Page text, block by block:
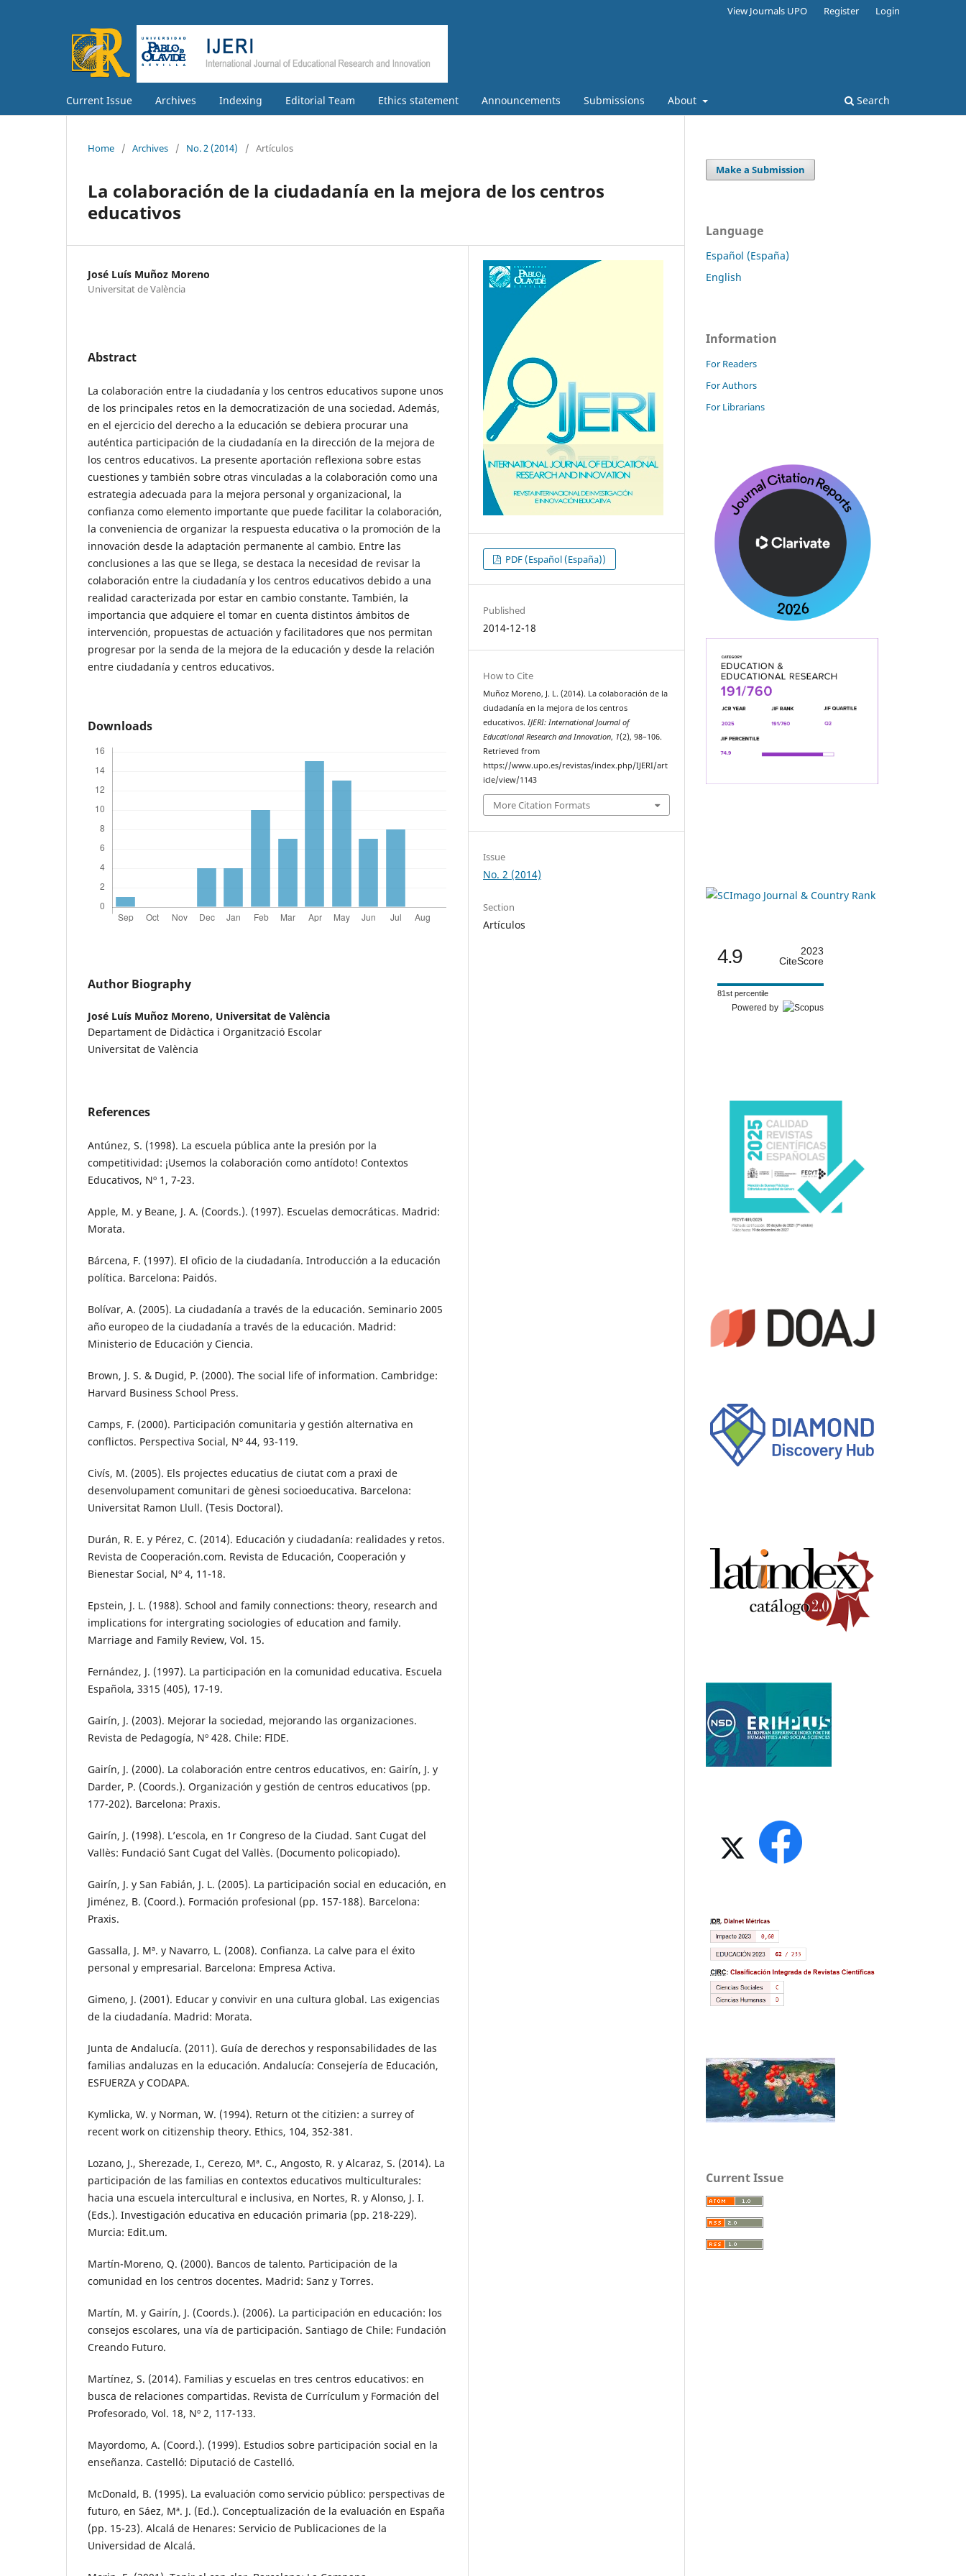
Current Issue Archives Indexing Editorial Team Ethics statement Announcements Submissions About Search
View Journals UPO Register Login
Home / Archives / No. 2 (2014) / Artículos
La colaboración de la ciudadanía en la mejora de los centros
educativos
José Luís Muñoz Moreno
Universitat de València
Abstract
La colaboración entre la ciudadanía y los centros educativos supone unos
de los principales retos en la democratización de una sociedad. Además,
en el ejercicio del derecho a la educación se debiera procurar una
auténtica participación de la ciudadanía en la dirección de la mejora de
los centros educativos. La presente aportación reflexiona sobre estas
cuestiones y también sobre otras vinculadas a la colaboración como una
estrategia adecuada para la mejora personal y organizacional, la
confianza como elemento importante que puede facilitar la colaboración,
la conveniencia de organizar la respuesta educativa o la promoción de la
innovación desde la adaptación permanente al cambio. Entre las
conclusiones a las que se llega, se destaca la necesidad de revisar la
colaboración entre la ciudadanía y los centros educativos debido a una
realidad caracterizada por estar en cambio constante. También, la
importancia que adquiere el tomar en cuenta distintos ámbitos de
intervención, propuestas de actuación y facilitadores que nos permitan
progresar por la senda de la mejora de la educación y desde la relación
entre ciudadanía y centros educativos.
Downloads
Author Biography
José Luís Muñoz Moreno, Universitat de València
Departament de Didàctica i Organització Escolar
Universitat de València
References
Antúnez, S. (1998). La escuela pública ante la presión por la
competitividad: ¡Usemos la colaboración como antídoto! Contextos
Educativos, Nº 1, 7-23.
Apple, M. y Beane, J. A. (Coords.). (1997). Escuelas democráticas. Madrid:
Morata.
Bárcena, F. (1997). El oficio de la ciudadanía. Introducción a la educación
política. Barcelona: Paidós.
Bolívar, A. (2005). La ciudadanía a través de la educación. Seminario 2005
año europeo de la ciudadanía a través de la educación. Madrid:
Ministerio de Educación y Ciencia.
Brown, J. S. & Dugid, P. (2000). The social life of information. Cambridge:
Harvard Business School Press.
Camps, F. (2000). Participación comunitaria y gestión alternativa en
conflictos. Perspectiva Social, Nº 44, 93-119.
Civís, M. (2005). Els projectes educatius de ciutat com a praxi de
desenvolupament comunitari de gènesi socioeducativa. Barcelona:
Universitat Ramon Llull. (Tesis Doctoral).
Durán, R. E. y Pérez, C. (2014). Educación y ciudadanía: realidades y retos.
Revista de Cooperación.com. Revista de Educación, Cooperación y
Bienestar Social, Nº 4, 11-18.
Epstein, J. L. (1988). School and family connections: theory, research and
implications for intergrating sociologies of education and family.
Marriage and Family Review, Vol. 15.
Fernández, J. (1997). La participación en la comunidad educativa. Escuela
Española, 3315 (405), 17-19.
Gairín, J. (2003). Mejorar la sociedad, mejorando las organizaciones.
Revista de Pedagogía, Nº 428. Chile: FIDE.
Gairín, J. (2000). La colaboración entre centros educativos, en: Gairín, J. y
Darder, P. (Coords.). Organización y gestión de centros educativos (pp.
177-202). Barcelona: Praxis.
Gairín, J. (1998). L’escola, en 1r Congreso de la Ciudad. Sant Cugat del
Vallès: Fundació Sant Cugat del Vallès. (Documento policopiado).
Gairín, J. y San Fabián, J. L. (2005). La participación social en educación, en
Jiménez, B. (Coord.). Formación profesional (pp. 157-188). Barcelona:
Praxis.
Gassalla, J. Mª. y Navarro, L. (2008). Confianza. La calve para el éxito
personal y empresarial. Barcelona: Empresa Activa.
Gimeno, J. (2001). Educar y convivir en una cultura global. Las exigencias
de la ciudadanía. Madrid: Morata.
Junta de Andalucía. (2011). Guía de derechos y responsabilidades de las
familias andaluzas en la educación. Andalucía: Consejería de Educación,
ESFUERZA y CODAPA.
Kymlicka, W. y Norman, W. (1994). Return ot the citizien: a surrey of
recent work on citizenship theory. Ethics, 104, 352-381.
Lozano, J., Sherezade, I., Cerezo, Mª. C., Angosto, R. y Alcaraz, S. (2014). La
participación de las familias en contextos educativos multiculturales:
hacia una escuela intercultural e inclusiva, en Nortes, R. y Alonso, J. I.
(Eds.). Investigación educativa en educación primaria (pp. 218-229).
Murcia: Edit.um.
Martín-Moreno, Q. (2000). Bancos de talento. Participación de la
comunidad en los centros docentes. Madrid: Sanz y Torres.
Martín, M. y Gairín, J. (Coords.). (2006). La participación en educación: los
consejos escolares, una vía de participación. Santiago de Chile: Fundación
Creando Futuro.
Martínez, S. (2014). Familias y escuelas en tres centros educativos: en
busca de relaciones compartidas. Revista de Currículum y Formación del
Profesorado, Vol. 18, Nº 2, 117-133.
Mayordomo, A. (Coord.). (1999). Estudios sobre participación social en la
enseñanza. Castelló: Diputació de Castelló.
McDonald, B. (1995). La evaluación como servicio público: perspectivas de
futuro, en Sáez, Mª. J. (Ed.). Conceptualización de la evaluación en España
(pp. 15-23). Alcalá de Henares: Servicio de Publicaciones de la
Universidad de Alcalá.
PDF (Español (España))
Published
2014-12-18
How to Cite
Muñoz Moreno, J. L. (2014). La colaboración de la
ciudadanía en la mejora de los centros
educativos.IJERI: International Journal of
Educational Research and Innovation, 1(2), 98–106.
Retrieved from
https://www.upo.es/revistas/index.php/IJERI/art
icle/view/1143
More Citation Formats
Issue
No. 2 (2014)
Section
Artículos
Make a Submission
Language
Español (España)
English
Information
For Readers
For Authors
For Librarians
4.9
2023
CiteScore
81st percentile
Powered by
Current Issue